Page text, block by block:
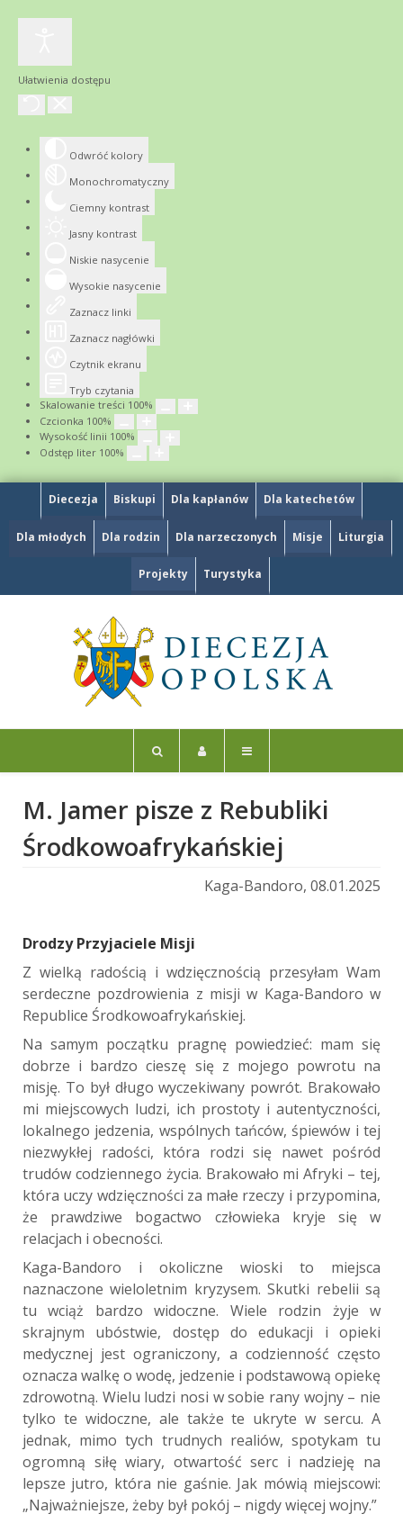
Ułatwienia dostępu
Odwróć kolory
Monochromatyczny
Ciemny kontrast
Jasny kontrast
Niskie nasycenie
Wysokie nasycenie
Zaznacz linki
Zaznacz nagłówki
Czytnik ekranu
Tryb czytania
Skalowanie treści 100%
Czcionka 100%
Wysokość linii 100%
Odstęp liter 100%
Diecezja Biskupi Dla kapłanów Dla katechetów
Dla młodych Dla rodzin Dla narzeczonych Misje Liturgia
Projekty Turystyka
M. Jamer pisze z Rebubliki
Środkowoafrykańskiej
Kaga-Bandoro, 08.01.2025
Drodzy Przyjaciele Misji
Z wielką radością i wdzięcznością przesyłam Wam
serdeczne pozdrowienia z misji w Kaga-Bandoro w
Republice Środkowoafrykańskiej.
Na samym początku pragnę powiedzieć: mam się
dobrze i bardzo cieszę się z mojego powrotu na
misję. To był długo wyczekiwany powrót. Brakowało
mi miejscowych ludzi, ich prostoty i autentyczności,
lokalnego jedzenia, wspólnych tańców, śpiewów i tej
niezwykłej radości, która rodzi się nawet pośród
trudów codziennego życia. Brakowało mi Afryki – tej,
która uczy wdzięczności za małe rzeczy i przypomina,
że prawdziwe bogactwo człowieka kryje się w
relacjach i obecności.
Kaga-Bandoro i okoliczne wioski to miejsca
naznaczone wieloletnim kryzysem. Skutki rebelii są
tu wciąż bardzo widoczne. Wiele rodzin żyje w
skrajnym ubóstwie, dostęp do edukacji i opieki
medycznej jest ograniczony, a codzienność często
oznacza walkę o wodę, jedzenie i podstawową opiekę
zdrowotną. Wielu ludzi nosi w sobie rany wojny – nie
tylko te widoczne, ale także te ukryte w sercu. A
jednak, mimo tych trudnych realiów, spotykam tu
ogromną siłę wiary, otwartość serc i nadzieję na
lepsze jutro, która nie gaśnie. Jak mówią miejscowi:
„Najważniejsze, żeby był pokój – nigdy więcej wojny.”